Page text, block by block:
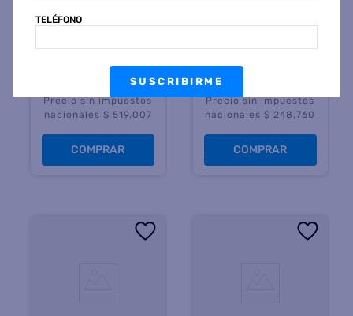
$ 1.136.799
$627.999
Precio sin impuestos
nacionales $ 519.007
COMPRAR
$ 544.999
$300.999
Precio sin impuestos
nacionales $ 248.760
COMPRAR
TELÉFONO
SUSCRIBIRME